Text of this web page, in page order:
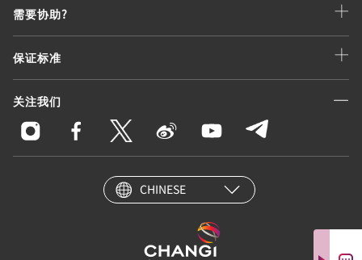
需要协助?
保证标准
关注我们
CHINESE